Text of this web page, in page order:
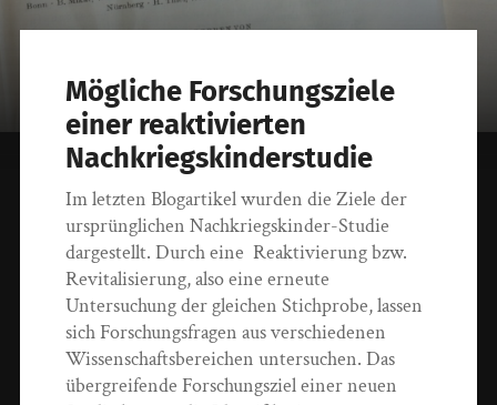
Mögliche Forschungsziele
einer reaktivierten
Nachkriegskinderstudie
Im letzten Blogartikel wurden die Ziele der
ursprünglichen Nachkriegskinder-Studie
dargestellt. Durch eine Reaktivierung bzw.
Revitalisierung, also eine erneute
Untersuchung der gleichen Stichprobe, lassen
sich Forschungsfragen aus verschiedenen
Wissenschaftsbereichen untersuchen. Das
übergreifende Forschungsziel einer neuen